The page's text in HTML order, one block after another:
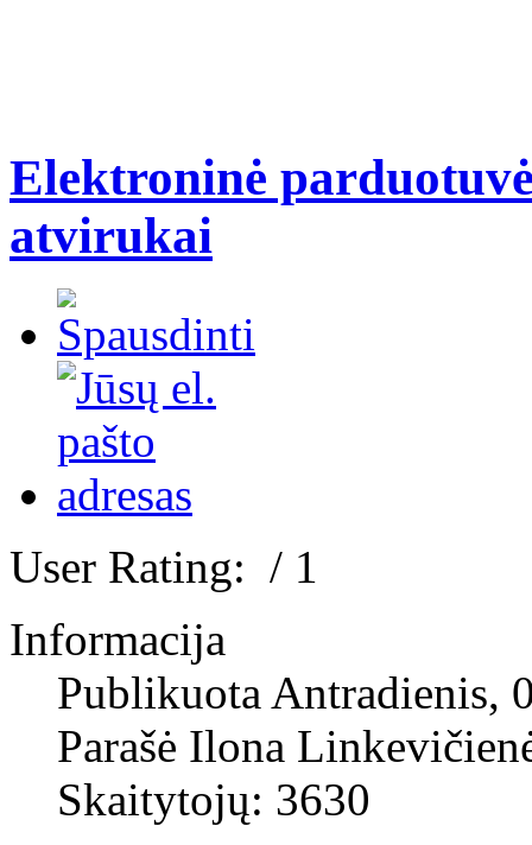
Elektroninė
atvirukai
User Rating: / 1
Informacija
Publikuota Antradienis,
Parašė Ilona
Skaitytojų: 3630